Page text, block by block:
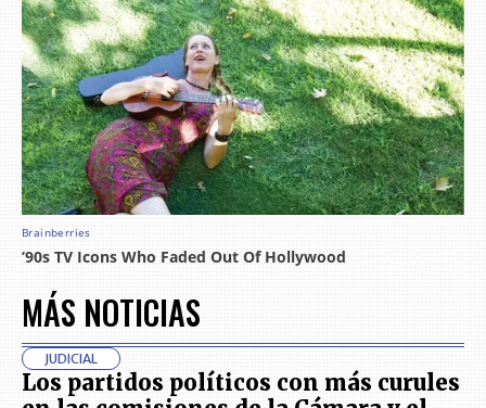
MÁS NOTICIAS
JUDICIAL
Los partidos políticos con más curules